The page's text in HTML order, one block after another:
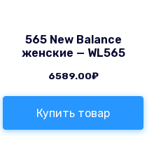
565 New Balance
женские — WL565
6589.00₽
Купить товар